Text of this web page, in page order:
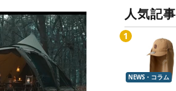
人気記事
NEWS・コラム